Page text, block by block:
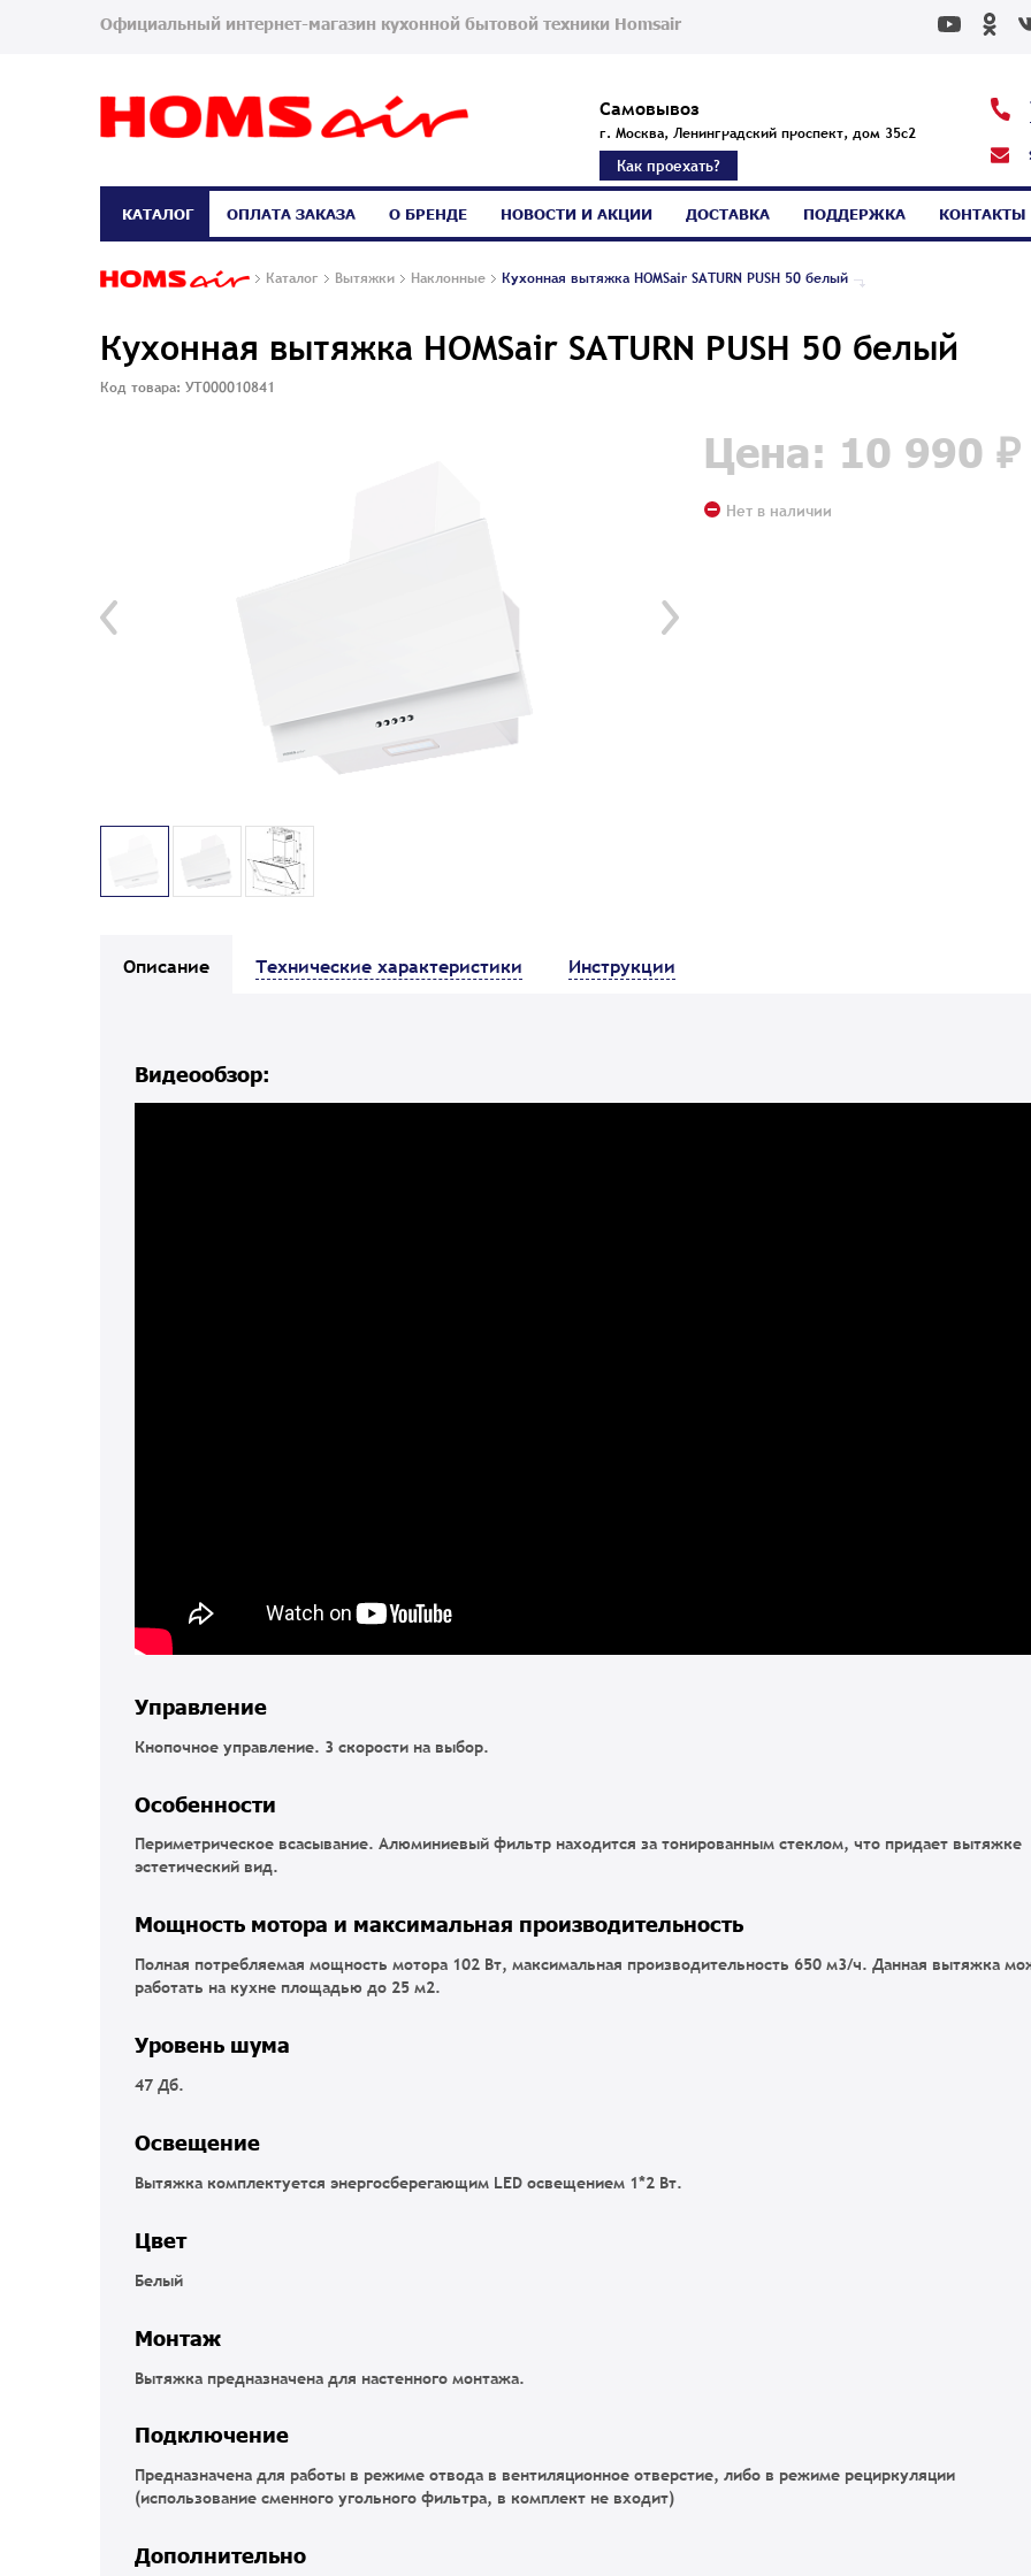
Официальный интернет-магазин кухонной бытовой техники Homsair
Самовывоз
г. Москва, Ленинградский проспект, дом 35с2
Как проехать?
Каталог Вытяжки Наклонные Кухонная вытяжка HOMSair SATURN PUSH 50 белый
Кухонная вытяжка HOMSair SATURN PUSH 50 белый
Код товара: УТ000010841
Цена: 10 990 ₽
Нет в наличии
Описание Технические характеристики Инструкции
Видеообзор:
Управление
Кнопочное управление. 3 скорости на выбор.
Особенности
Периметрическое всасывание. Алюминиевый фильтр находится за тонированным стеклом, что придает вытяжке
эстетический вид.
Мощность мотора и максимальная производительность
Полная потребляемая мощность мотора 102 Вт, максимальная производительность 650 м3/ч. Данная вытяжка
работать на кухне площадью до 25 м2.
Уровень шума
47 Дб.
Освещение
Вытяжка комплектуется энергосберегающим LED освещением 1*2 Вт.
Цвет
Белый
Монтаж
Вытяжка предназначена для настенного монтажа.
Подключение
Предназначена для работы в режиме отвода в вентиляционное отверстие, либо в режиме рециркуляции
(использование сменного угольного фильтра, в комплект не входит)
Дополнительно
КАТАЛОГ ОПЛАТА ЗАКАЗА О БРЕНДЕ НОВОСТИ И АКЦИИ ДОСТАВКА ПОДДЕРЖКА КОНТАКТЫ